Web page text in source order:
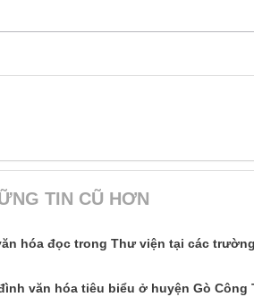
TIN CŨ HƠN
hóa đọc trong Thư viện tại các
văn hóa tiêu biểu ở huyện Gò Công